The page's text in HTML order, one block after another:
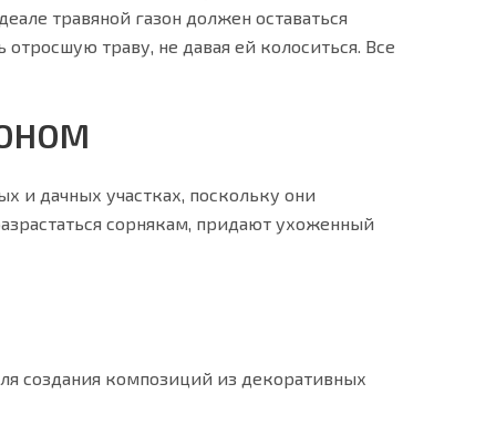
травяной газон должен оставаться
траву, не давая ей колоситься. Все
и дачных участках, поскольку они
сорнякам, придают ухоженный
создания композиций из декоративных